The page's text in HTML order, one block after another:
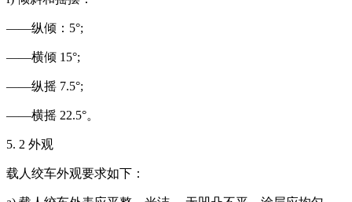
——纵倾：5°;
——横倾 15°;
——纵摇 7.5°;
——横摇 22.5°。
5. 2 外观
载人绞车外观要求如下：